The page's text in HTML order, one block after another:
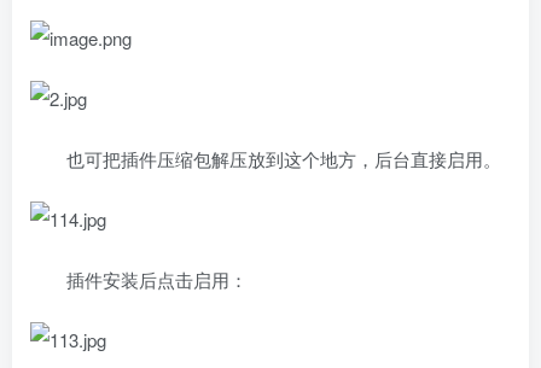
也可把插件压缩包解压放到这个地方，后台直接启用。
插件安装后点击启用：